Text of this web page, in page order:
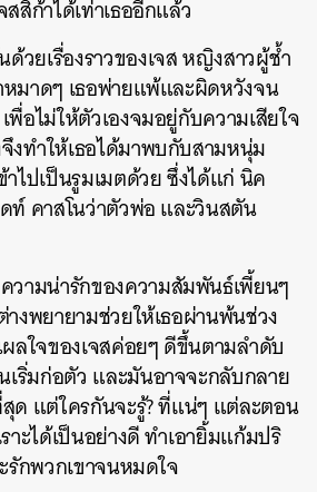
สิก้าได้เท่าเธออีกแล้ว
วยเรื่องราวของเจส หญิงสาวผู้ช้ำ
มาดๆ เธอพ่ายแพ้และผิดหวังจน
อไม่ให้ตัวเองจมอยู่กับความเสียใจ
งทำให้เธอได้มาพบกับสามหนุ่ม
ไปเป็นรูมเมตด้วย ซึ่งได้แก่ นิค
ท์ คาสโนว่าตัวพ่อ และวินสตัน
วามน่ารักของความสัมพันธ์เพี้ยนๆ
งพยายามช่วยให้เธอผ่านพ้นช่วง
ลใจของเจสค่อยๆ ดีขึ้นตามลำดับ
ริ่มก่อตัว และมันอาจจะกลับกลาย
ด แต่ใครกันจะรู้? ที่แน่ๆ แต่ละตอน
าะได้เป็นอย่างดี ทำเอายิ้มแก้มปริ
รักพวกเขาจนหมดใจ